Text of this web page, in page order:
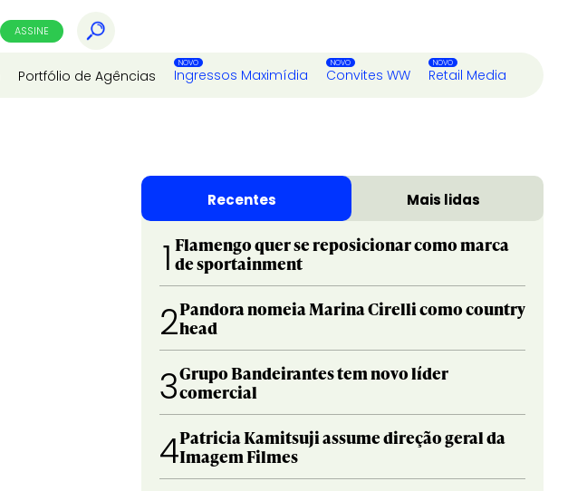
ASSINE
Portfólio de Agências Ingressos Maximídia Convites WW Retail Media
Recentes Mais lidas
1 Flamengo quer se reposicionar como marca
de sportainment
2Pandora nomeia Marina Cirelli como country
head
3Grupo Bandeirantes tem novo líder
comercial
4Patricia Kamitsuji assume direção geral da
Imagem Filmes